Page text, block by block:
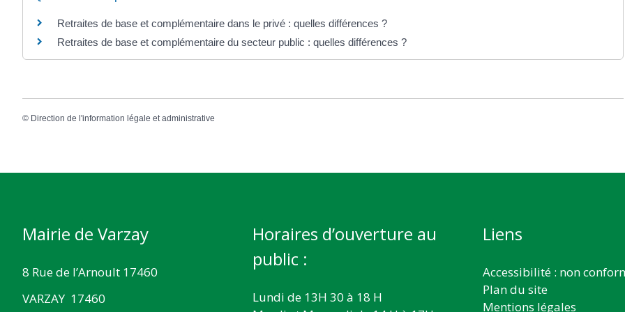
Retraites de base et complémentaire dans le privé : quelles différences ?
Retraites de base et complémentaire du secteur public : quelles différences ?
© Direction de l'information légale et administrative
Mairie de Varzay
8 Rue de l’Arnoult 17460
VARZAY 17460
Horaires d’ouverture au
public :
Lundi de 13H 30 à 18 H
Liens
Accessibilité : non
Plan du site
Mentions légales